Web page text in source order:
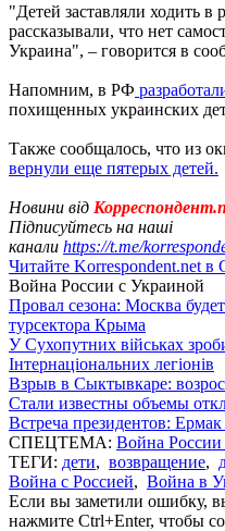
"Детей заставляли ходить в
рассказывали, что нет
Украина", – говорится в
Напомним, в РФ
похищенных украинских
Также сообщалось, что из
вернули еще пятерых детей.
Новини від
Підписуйтесь на наші
канали https://t.me/
Читайте Korrespondent.net в
Война России с Украиной
Провал сезона: Москва
турсектора Крыма
У Сухопутних військах
Інтернаціональних легіонів
Взрыв в Сыктывкаре:
Стали известны объемы
Встреча президентов:
СПЕЦТЕМА: Война
ТЕГИ: дети, возвращение,
Война с Россией, Война в
Если вы заметили ошибку,
нажмите Ctrl+Enter, чтобы